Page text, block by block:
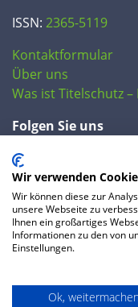
ISSN: 2365-5119
Kontaktformular
Über uns
Was ist Titelschutz –
Folgen Sie uns
FAQ
Wir verwenden
Wir können diese zur
unsere Webseite zu
Ihnen ein großartiges
Informationen zu den von
Einstellungen.
Ok,